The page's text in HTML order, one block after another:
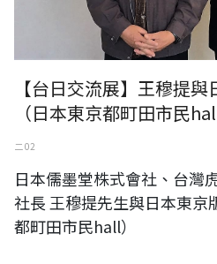
【台日交流展】王穆提
（日本東京都町田市民hall
二 02
日本儒墨堂株式會社、台灣
社長 王穆提先生與日本東京
都町田市民hall）